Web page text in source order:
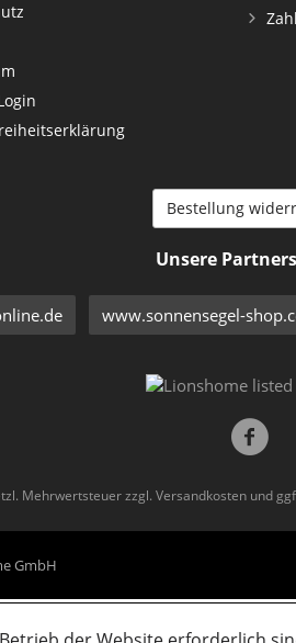
Bestellung
Unsere
www.sonnensegel-
Mehrwertsteuer zzgl. Versandkostenund
GmbH